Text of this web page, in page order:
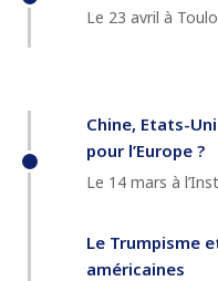
Le 23 avril à
Chine, Etats-
pour l’Europe ?
Le 14 mars à
Le Trumpisme
américaines